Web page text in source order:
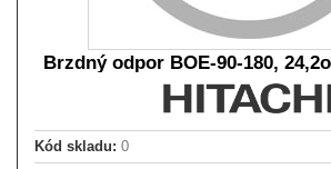
Brzdný odpor BOE-90-180,
Kód skladu: 0